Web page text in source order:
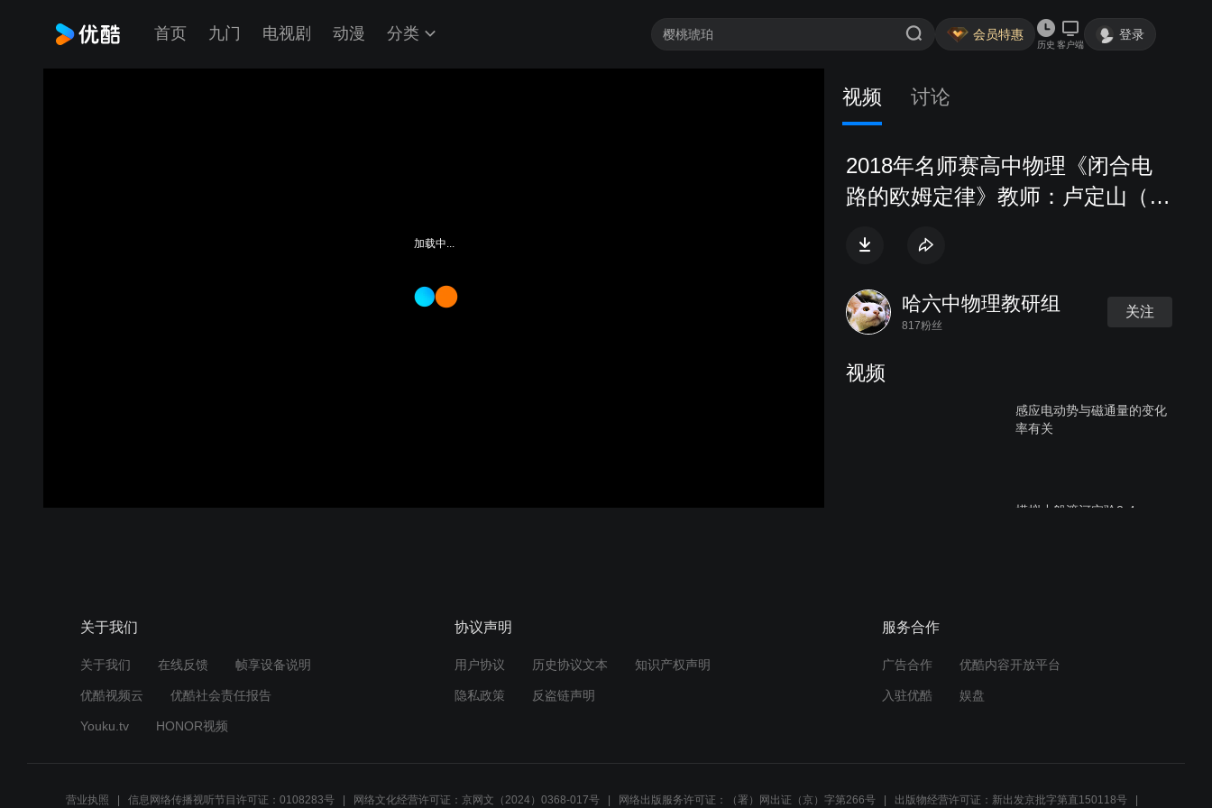
首页 九门 电视剧 动漫 分类 会员特惠
历史 客户端
登录
加载中...
视频 讨论
2018年名师赛高中物理《闭合电
路的欧姆定律》教师：卢定山（安
哈六中物理教研组
817粉丝
关注
视频
感应电动势与磁通量的变化
率有关
模拟小船渡河实验2-4
关于我们
关于我们 在线反馈 帧享设备说明
优酷视频云 优酷社会责任报告
Youku.tv HONOR视频
协议声明
用户协议 历史协议文本 知识产权声明
隐私政策 反盗链声明
服务合作
广告合作 优酷内容开放平台
入驻优酷 娱盘
营业执照 信息网络传播视听节目许可证：0108283号 网络文化经营许可证：京网文（2024）0368-017号 网络出版服务许可证：（署）网出证（京）字第266号 出版物经营许可证：新出发京批字第直150118号